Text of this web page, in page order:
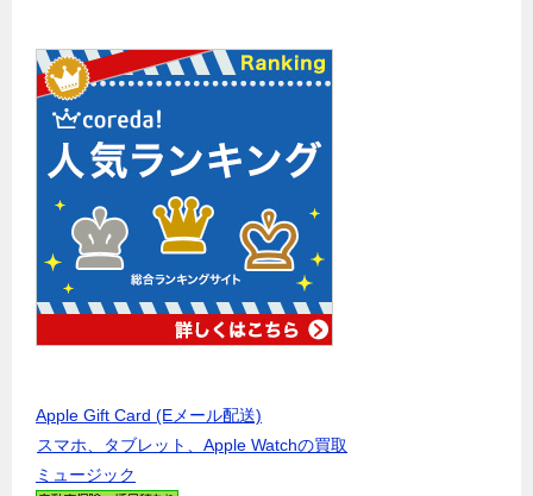
Apple Gift Card (Eメール配送)
スマホ、タブレット、Apple Watchの買取
ミュージック